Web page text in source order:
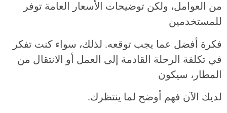
من العوامل، ولكن توضيحات الأسعار العامة توفر
للمستخدمين
فكرة أفضل عما يجب توقعه. لذلك، سواء كنت تفكر
في تكلفة الرحلة القادمة إلى العمل أو الانتقال من
المطار، سيكون
لديك الآن فهم أوضح لما ينتظرك.